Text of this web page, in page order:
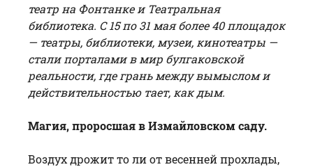
театр на Фонтанке и Театральная
библиотека. С 15 по 31 мая более 40 площадок
— театры, библиотеки, музеи, кинотеатры —
стали порталами в мир булгаковской
реальности, где грань между вымыслом и
действительностью тает, как дым.
Магия, проросшая в Измайловском саду.
Воздух дрожит то ли от весенней прохлады,